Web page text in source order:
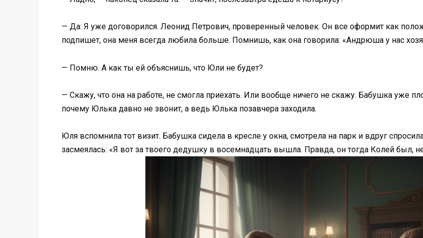
— Да. Я уже договорился. Леонид Петрович, проверенный человек. Он все оформит как
подпишет, она меня всегда любила больше. Помнишь, как она говорила: «Андрюша у нас
— Помню. А как ты ей объяснишь, что Юли не будет?
— Скажу, что она на работе, не смогла приехать. Или вообще ничего не скажу. Бабушка уже
почему Юлька давно не звонит, а ведь Юлька позавчера заходила.
Юля вспомнила тот визит. Бабушка сидела в кресле у окна, смотрела на парк и вдруг
засмеялась: «Я вот за твоего дедушку в восемнадцать вышла. Правда, он тогда Колей был,